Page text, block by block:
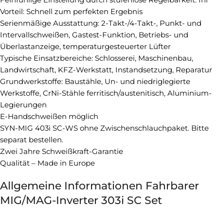
Vorteil: Schnell zum perfekten Ergebnis
Serienmäßige Ausstattung: 2-Takt-/4-Takt-, Punkt- und
Intervallschweißen, Gastest-Funktion, Betriebs- und
Überlastanzeige, temperaturgesteuerter Lüfter
Typische Einsatzbereiche: Schlosserei, Maschinenbau,
Landwirtschaft, KFZ-Werkstatt, Instandsetzung, Reparatur
Grundwerkstoffe: Baustähle, Un- und niedriglegierte
Werkstoffe, CrNi-Stähle ferritisch/austenitisch, Aluminium-
Legierungen
E-Handschweißen möglich
SYN-MIG 403i SC-WS ohne Zwischenschlauchpaket. Bitte
separat bestellen.
Zwei Jahre Schweißkraft-Garantie
Qualität – Made in Europe
Allgemeine Informationen Fahrbarer
MIG/MAG-Inverter 303i SC Set